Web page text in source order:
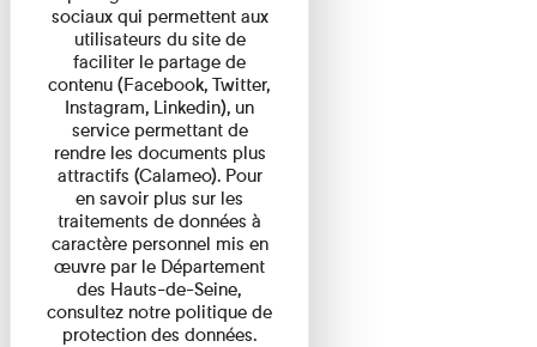
sociaux qui permettent aux
utilisateurs du site de
faciliter le partage de
contenu (Facebook, Twitter,
Instagram, Linkedin), un
service permettant de
rendre les documents plus
attractifs (Calameo). Pour
en savoir plus sur les
traitements de données à
caractère personnel mis en
œuvre par le Département
des Hauts-de-Seine,
consultez notre politique de
protection des données.